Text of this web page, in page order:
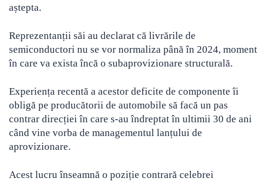
aștepta.
Reprezentanții săi au declarat că livrările de
semiconductori nu se vor normaliza până în 2024, moment
în care va exista încă o subaprovizionare structurală.
Experiența recentă a acestor deficite de componente îi
obligă pe producătorii de automobile să facă un pas
contrar direcției în care s-au îndreptat în ultimii 30 de ani
când vine vorba de managementul lanțului de
aprovizionare.
Acest lucru înseamnă o poziție contrară celebrei